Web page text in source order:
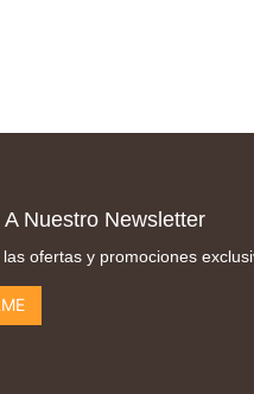
Nuestro Newsletter
ofertas y promociones